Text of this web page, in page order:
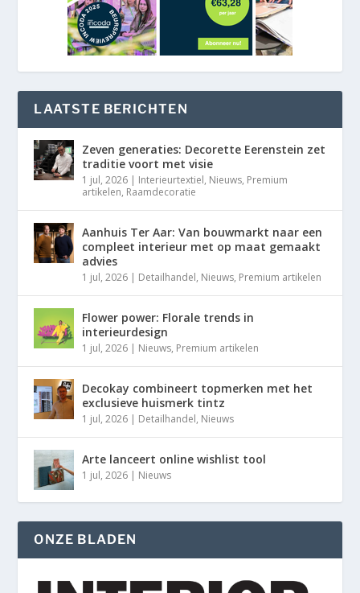
LAATSTE BERICHTEN
Zeven generaties: Decorette Eerenstein zet
traditie voort met visie
1 jul, 2026 | Interieurtextiel, Nieuws, Premium
artikelen, Raamdecoratie
Aanhuis Ter Aar: Van bouwmarkt naar een
compleet interieur met op maat gemaakt
advies
1 jul, 2026 | Detailhandel, Nieuws, Premium artikelen
Flower power: Florale trends in
interieurdesign
1 jul, 2026 | Nieuws, Premium artikelen
Decokay combineert topmerken met het
exclusieve huismerk tintz
1 jul, 2026 | Detailhandel, Nieuws
Arte lanceert online wishlist tool
1 jul, 2026 | Nieuws
ONZE BLADEN